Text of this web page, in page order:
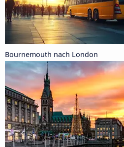
Bournemouth nach London